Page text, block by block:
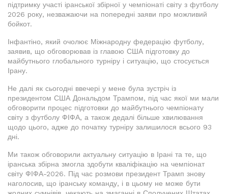
підтримку участі іранської збірної у чемпіонаті світу з футболу
2026 року, незважаючи на попередні заяви про можливий
бойкот.
Інфантіно, який очолює Міжнародну федерацію футболу,
заявив, що обговорював із главою США підготовку до
майбутнього глобального турніру і ситуацію, що стосується
Ірану.
Не далі як сьогодні ввечері у мене була зустріч із
президентом США Дональдом Трампом, під час якої ми мали
обговорити процес підготовки до майбутнього чемпіонату
світу з футболу ФІФА, а також дедалі більше хвилювання
щодо цього, адже до початку турніру залишилося всього 93
дні.
Ми також обговорили актуальну ситуацію в Ірані та те, що
іранська збірна змогла здобути кваліфікацію на чемпіонат
світу ФІФА-2026. Під час розмови президент Трамп знову
наголосив, що іранську команду, і в цьому не може бути